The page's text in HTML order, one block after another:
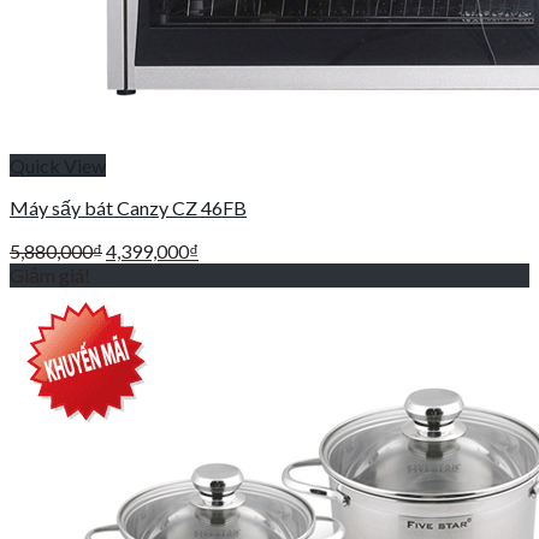
Máy sấy bát Canzy CZ 46FB
5,880,000₫Giá
5,880,000₫.
4,399,000₫